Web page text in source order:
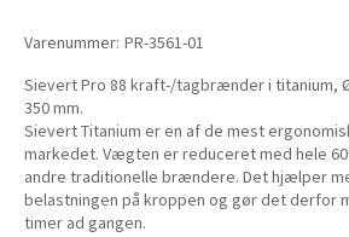
Varenummer: PR-3561-01
Sievert Pro 88 kraft-/tagbrænder i titanium,
350 mm.
Sievert Titanium er en af de mest
markedet. Vægten er reduceret med hele
andre traditionelle brændere. Det hjælper
belastningen på kroppen og gør det derfor
timer ad gangen.